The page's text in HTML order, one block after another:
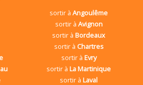
sortir àAngoulême
sortir à Avignon
sortir àBordeaux
sortir à Chartres
sortir à Evry
sortir àLa Martinique
sortir àLaval